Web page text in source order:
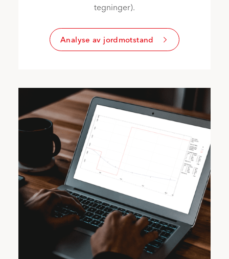
tegninger).
Analyse av jordmotstand